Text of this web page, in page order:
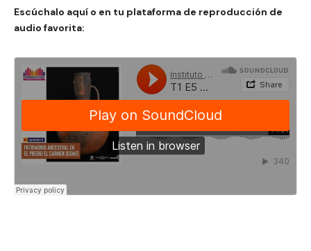
Escúchalo aquí o en tu plataforma de reproducción de
audio favorita: